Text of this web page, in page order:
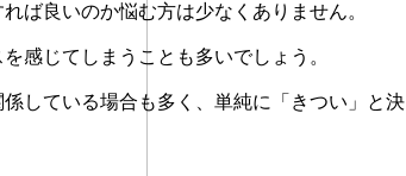
ば良いのか悩む方は少なくありません。
感じてしまうことも多いでしょう。
している場合も多く、単純に「きつい」と決